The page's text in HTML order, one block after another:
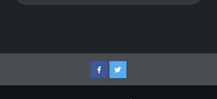
FacebookTwitter